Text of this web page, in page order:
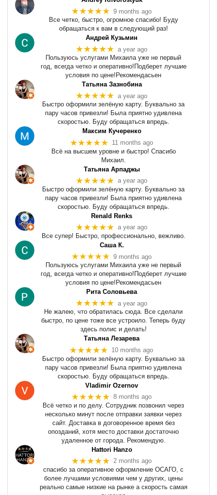
★★★★★ 9 months ago
Все четко, быстро, огромное спасибо! Буду
обращаться к вам в следующий раз!
Андрей Кузьмин
★★★★★ a year ago
Пользуюсь услугами Михаила уже не первый
год, всегда четко и оперативно!Подберет лучшие
условия по цене!Рекомендасьен
Татьяна Зазнобина
★★★★★ a year ago
Быстро оформили зелёную карту. Буквально за
пару часов привезли! Была приятно удивлена
скоростью. Буду обращаться впредь.
Максим Кучеренко
★★★★★ 11 months ago
Всё на высшем уровне и быстро! Спасибо
Михаил.
Татьяна Арпаджы
★★★★★ a year ago
Быстро оформили зелёную карту. Буквально за
пару часов привезли! Была приятно удивлена
скоростью. Буду обращаться впредь.
Renald Renks
★★★★★ a year ago
Все супер! Быстро, профессионально, вежливо.
Саша К.
★★★★★ 9 months ago
Пользуюсь услугами Михаила уже не первый
год, всегда четко и оперативно!Подберет лучшие
условия по цене!Рекомендасьен
Рита Соловьева
★★★★★ a year ago
Не жалею, что обратилась сюда. Все сделали
быстро, по цене тоже все устроило. Теперь буду
здесь полис и делать!
Татьяна Лезарева
★★★★★ 10 months ago
Быстро оформили зелёную карту. Буквально за
пару часов привезли! Была приятно удивлена
скоростью. Буду обращаться впредь.
Vladimir Ozernov
★★★★★ 8 months ago
Всё четко и по делу. Сотрудник позвонил через
несколько минут после отправки заявки через
сайт. Доставка в договоренное время без
опозданий, хотя место доставки достаточно
удаленное от города. Рекомендую.
Hattori Hanzo
★★★★★ 2 months ago
спасибо за оперативное оформление ОСАГО, с
более лучшими условиями чем у других, цены
реально самые низкие на рынке а скорость самая